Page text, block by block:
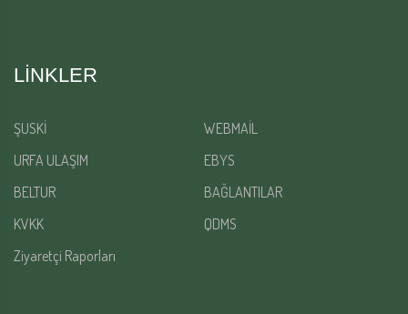
LINKLER
ŞUSKİ
WEBMAİL
URFA ULAŞIM
EBYS
BELTUR
BAĞLANTILAR
KVKK
QDMS
Ziyaretçi Raporları